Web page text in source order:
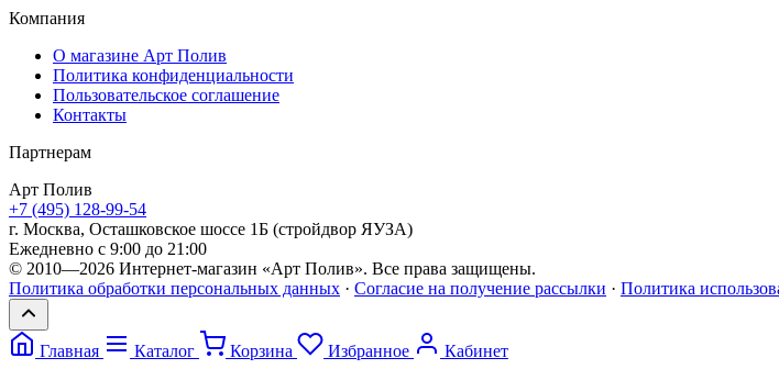
Компания
О магазине Арт Полив
Политика конфиденциальности
Пользовательское соглашение
Контакты
Партнерам
Арт Полив
+7 (495) 128-99-54
г. Москва, Осташковское шоссе 1Б (стройдвор ЯУЗА)
Ежедневно с 9:00 до 21:00
© 2010—2026 Интернет-магазин «Арт Полив». Все права защищены.
Политика обработки персональных данных · Согласие на получение рассылки · Политика
Главная Каталог Корзина Избранное Кабинет